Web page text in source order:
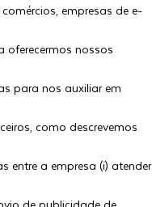
empresas de e-
oferecermos nossos
para nos auxiliar em
como descrevemos
entre a empresa (i) atender